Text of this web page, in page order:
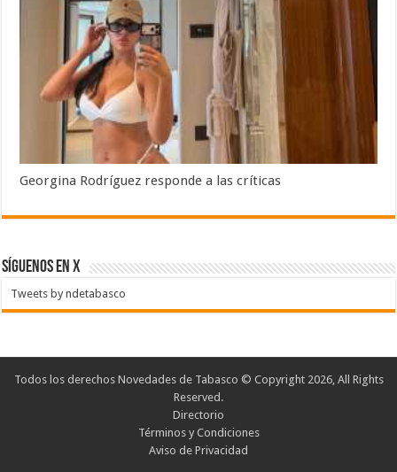
Georgina Rodríguez responde a las críticas
SÍGUENOS EN X
Tweets by ndetabasco
Todos los derechos Novedades de Tabasco © Copyright 2026, All Rights
Reserved.
Directorio
Términos y Condiciones
Aviso de Privacidad